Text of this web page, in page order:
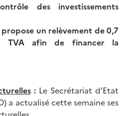
des investissements
un relèvement de 0,7
afin de financer la
: Le Secrétariat d’Etat
a actualisé cette semaine ses